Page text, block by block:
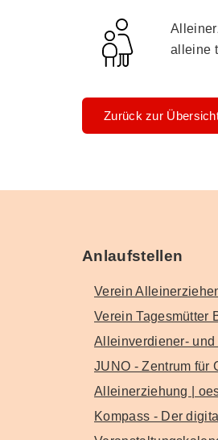
alleine
Zurück zur
Anlaufstellen
Verein
Verein Tagesmütter
Alleinverdiener-
JUNO - Zentrum für
Alleinerziehung |
Kompass - Der